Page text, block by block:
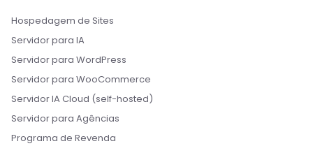
Hospedagem de Sites
Servidor para IA
Servidor para WordPress
Servidor para WooCommerce
Servidor IA Cloud (self-hosted)
Servidor para Agências
Programa de Revenda